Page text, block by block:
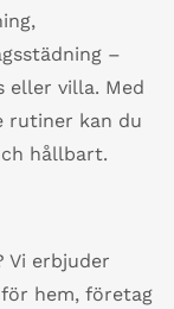
–
eller villa. Med
rutiner kan du
hållbart.
Vi erbjuder
hem, företag